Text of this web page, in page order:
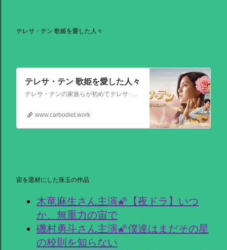
テレサ・テン 歌姫を愛した人々
テレサ・テン 歌姫を愛した人々
テレサ・テンの家族らが初めてテレサ･テンの伝記的物語の撮影を許可した作品。テレサ・テンの伝説的な人生を誕生から描く。彼女がいかにして歌の道に踏み出し、いかにして一代の女王となったか、そしてその過程でいかにして苦悩と困難を乗り越えたか、その物語が披露される。
www.carbodiet.work
宙を題材にした珠玉の作品
木竜麻生さん主演🌠【夜ドラ】いつ
か、無重力の宙で
磯村勇斗さん主演🌠僕達はまだその星
の校則を知らない